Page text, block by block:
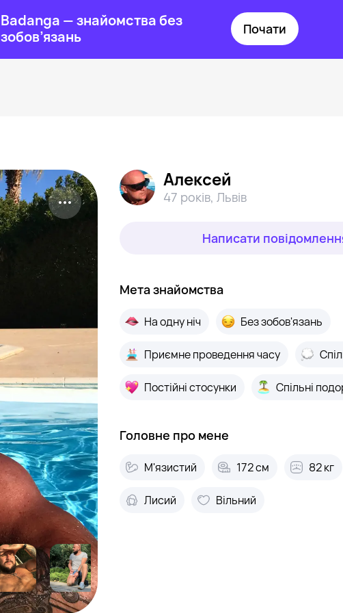
Badanga — знайомства без
зобов’язань
Почати
Алексей
47 років, Львів
Написати
Мета знайомства
На одну ніч Без зобов'язань
Приємне проведення часу
Постійні стосунки Спільні
Головне про мене
М'язистий 172 см 82 кг
Лисий Вільний